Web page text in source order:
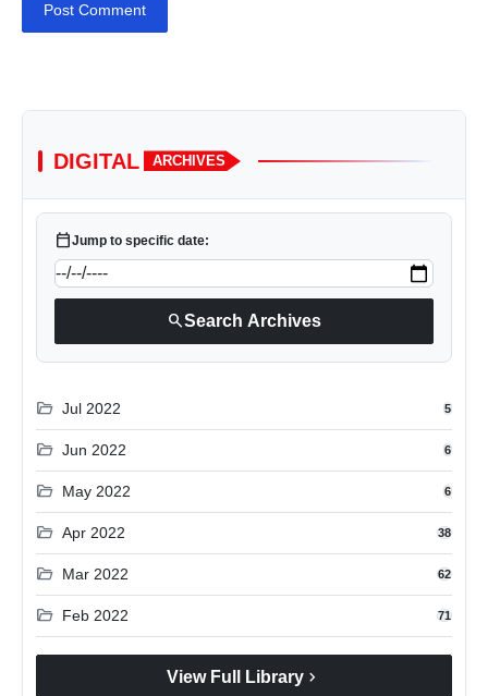
Post Comment
DIGITAL ARCHIVES
calendar_todayJump to specific date:
searchSearch Archives
folder_open Jul 2022 5
folder_open Jun 2022 6
folder_open May 2022 6
folder_open Apr 2022 38
folder_open Mar 2022 62
folder_open Feb 2022 71
View Full Library chevron_right